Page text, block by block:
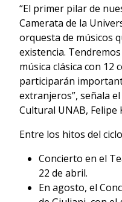
“El primer pilar de
Camerata de la
orquesta de músicos
existencia.
música clásica con 12
participarán
extranjeros”, señala
Cultural UNAB, Felipe
Entre los hitos del
Concierto en el
22 de abril.
En agosto, el